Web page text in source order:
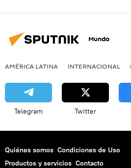
Mundo
AMÉRICA LATINA INTERNACIONAL
Telegram Twitter
Quiénes somos Condiciones de Uso
Productos y servicios Contacto